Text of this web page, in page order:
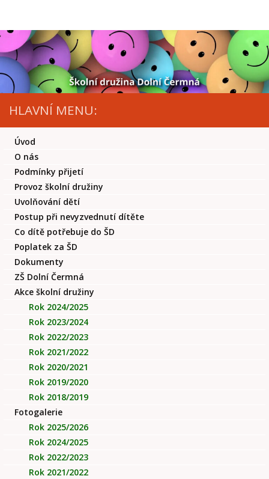
HLAVNÍ MENU:
Úvod
O nás
Podmínky přijetí
Provoz školní družiny
Uvolňování dětí
Postup při nevyzvednutí dítěte
Co dítě potřebuje do ŠD
Poplatek za ŠD
Dokumenty
ZŠ Dolní Čermná
Akce školní družiny
Rok 2024/2025
Rok 2023/2024
Rok 2022/2023
Rok 2021/2022
Rok 2020/2021
Rok 2019/2020
Rok 2018/2019
Fotogalerie
Rok 2025/2026
Rok 2024/2025
Rok 2022/2023
Rok 2021/2022